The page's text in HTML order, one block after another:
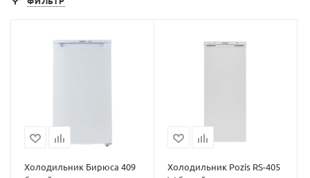
Холодильник Бирюса 409
Холодильник Pozis RS-405